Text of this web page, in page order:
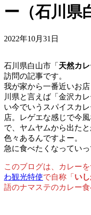
ー（石川県
2022年10月31日
石川県白山市「 天然カ
訪問の記事です。
我が家から一番近いお店
川県と言えば「金沢カ
い今でいうスパイスカ
店。レゲエな感じで今
で、ヤムヤムから出た
色々あるんですよー。
急に食べたくなっていっ
このブログは、カレー
わ観光特使で自称「 い
語のナマステのカレー食